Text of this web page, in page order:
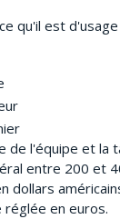
qu'il est
de l'équipe et la
entre 200 et
dollars
en euros.